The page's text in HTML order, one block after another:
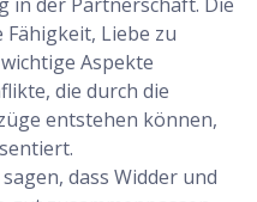
Liebe zu
Aspekte
die durch die
entstehen können,
dass Widder und